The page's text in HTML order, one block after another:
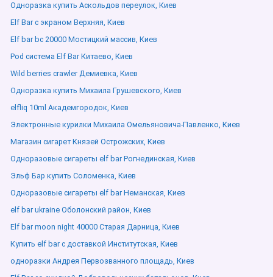
Одноразка купить Аскольдов переулок, Киев
Elf Bar с экраном Верхняя, Киев
Elf bar bc 20000 Мостицкий массив, Киев
Pod система Elf Bar Китаево, Киев
Wild berries crawler Демиевка, Киев
Одноразка купить Михаила Грушевского, Киев
elfliq 10ml Академгородок, Киев
Электронные курилки Михаила Омельяновича-Павленко, Киев
Магазин сигарет Князей Острожских, Киев
Одноразовые сигареты elf bar Рогнединская, Киев
Эльф Бар купить Соломенка, Киев
Одноразовые сигареты elf bar Неманская, Киев
elf bar ukraine Оболонский район, Киев
Elf bar moon night 40000 Старая Дарница, Киев
Купить elf bar с доставкой Институтская, Киев
одноразки Андрея Первозванного площадь, Киев